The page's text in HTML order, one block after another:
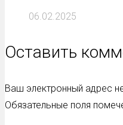
06.02.2025
Оставить
Ваш электронный адрес
Обязательные поля